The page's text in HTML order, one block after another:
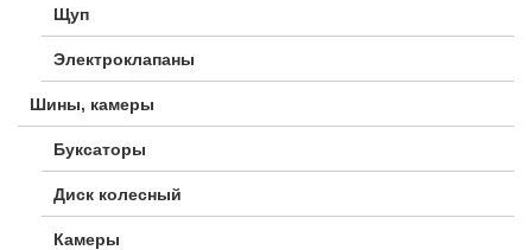
Щуп
Электроклапаны
Шины, камеры
Буксаторы
Диск колесный
Камеры